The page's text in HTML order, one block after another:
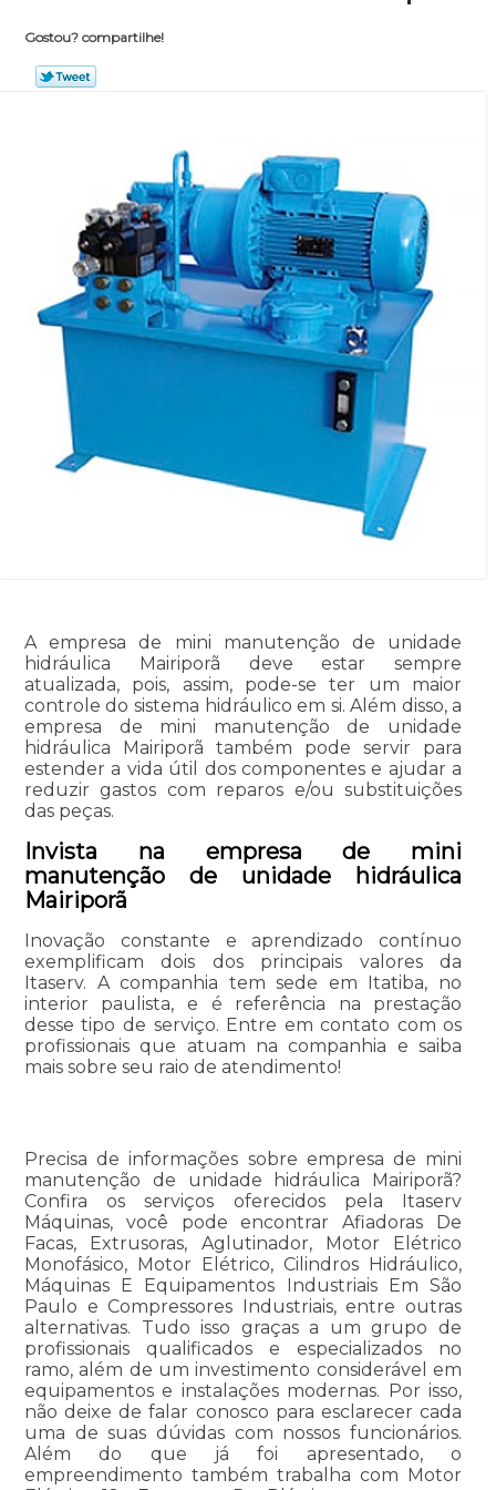
Gostou? compartilhe!
A empresa de mini manutenção de unidade
hidráulica Mairiporã deve estar sempre
atualizada, pois, assim, pode-se ter um maior
controle do sistema hidráulico em si. Além disso, a
empresa de mini manutenção de unidade
hidráulica Mairiporã também pode servir para
estender a vida útil dos componentes e ajudar a
reduzir gastos com reparos e/ou substituições
das peças.
Invista na empresa de mini
manutenção de unidade hidráulica
Mairiporã
Inovação constante e aprendizado contínuo
exemplificam dois dos principais valores da
Itaserv. A companhia tem sede em Itatiba, no
interior paulista, e é referência na prestação
desse tipo de serviço. Entre em contato com os
profissionais que atuam na companhia e saiba
mais sobre seu raio de atendimento!
Precisa de informações sobre empresa de mini
manutenção de unidade hidráulica Mairiporã?
Confira os serviços oferecidos pela Itaserv
Máquinas, você pode encontrar Afiadoras De
Facas, Extrusoras, Aglutinador, Motor Elétrico
Monofásico, Motor Elétrico, Cilindros Hidráulico,
Máquinas E Equipamentos Industriais Em São
Paulo e Compressores Industriais, entre outras
alternativas. Tudo isso graças a um grupo de
profissionais qualificados e especializados no
ramo, além de um investimento considerável em
equipamentos e instalações modernas. Por isso,
não deixe de falar conosco para esclarecer cada
uma de suas dúvidas com nossos funcionários.
Além do que já foi apresentado, o
empreendimento também trabalha com Motor